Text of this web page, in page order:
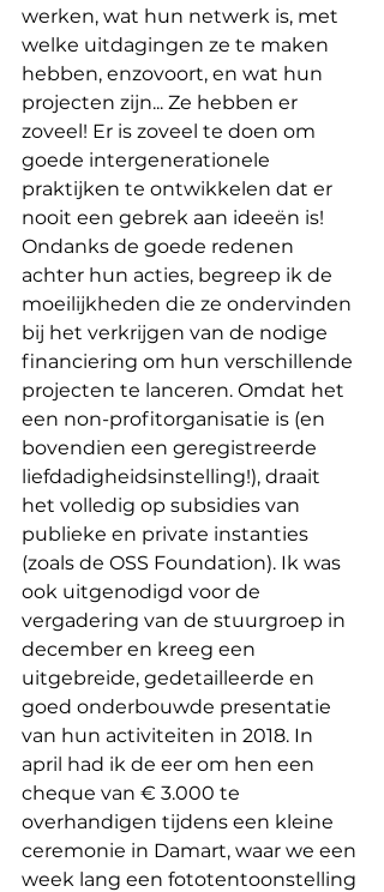
werken, wat hun netwerk is, met
welke uitdagingen ze te maken
hebben, enzovoort, en wat hun
projecten zijn... Ze hebben er
zoveel! Er is zoveel te doen om
goede intergenerationele
praktijken te ontwikkelen dat er
nooit een gebrek aan ideeën is!
Ondanks de goede redenen
achter hun acties, begreep ik de
moeilijkheden die ze ondervinden
bij het verkrijgen van de nodige
financiering om hun verschillende
projecten te lanceren. Omdat het
een non-profitorganisatie is (en
bovendien een geregistreerde
liefdadigheidsinstelling!), draait
het volledig op subsidies van
publieke en private instanties
(zoals de OSS Foundation). Ik was
ook uitgenodigd voor de
vergadering van de stuurgroep in
december en kreeg een
uitgebreide, gedetailleerde en
goed onderbouwde presentatie
van hun activiteiten in 2018. In
april had ik de eer om hen een
cheque van € 3.000 te
overhandigen tijdens een kleine
ceremonie in Damart, waar we een
week lang een fototentoonstelling